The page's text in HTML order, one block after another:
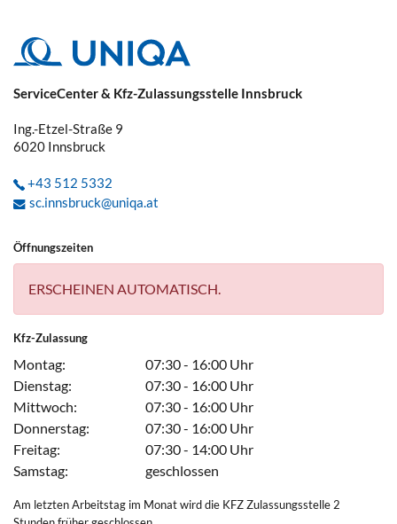
ServiceCenter & Kfz-Zulassungsstelle Innsbruck
Ing.-Etzel-Straße 9
6020 Innsbruck
+43 512 5332
sc.innsbruck@uniqa.at
Öffnungszeiten
ERSCHEINEN AUTOMATISCH.
Kfz-Zulassung
Montag:
07:30 - 16:00 Uhr
Dienstag:
07:30 - 16:00 Uhr
Mittwoch:
07:30 - 16:00 Uhr
Donnerstag:
07:30 - 16:00 Uhr
Freitag:
07:30 - 14:00 Uhr
Samstag:
geschlossen
Am letzten Arbeitstag im Monat wird die KFZ Zulassungsstelle 2